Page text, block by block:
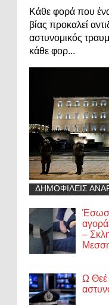
Κάθε φορά που
βίας προκαλεί
αστυνομικός
κάθε φορ...
ΔΗΜΟΦΙΛΕΙΣ
–
Ω Θεέ